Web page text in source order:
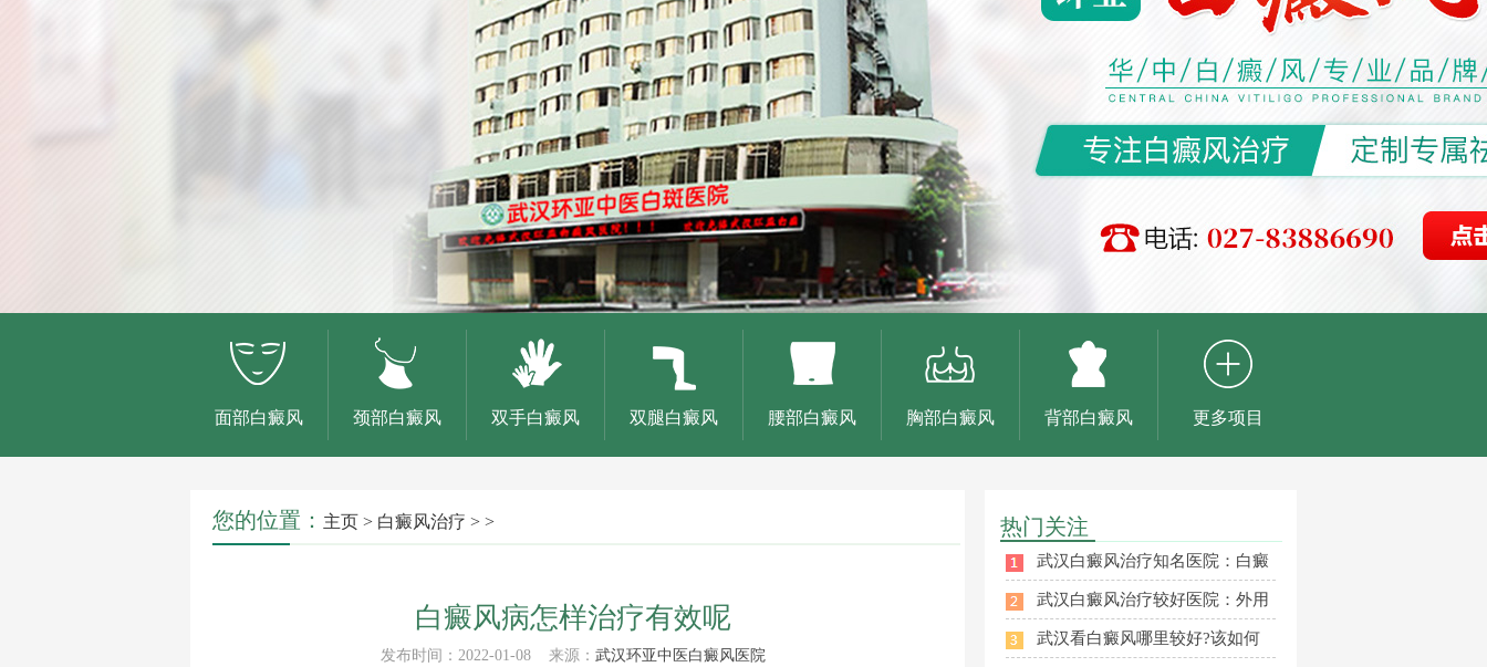
面部白癜风 颈部白癜风 双手白癜风 双腿白癜风 腰部白癜风 胸部白癜风 背部白癜风 更多项目
您的位置： 主页 > 白癜风治疗 > >
白癜风病怎样治疗有效呢
发布时间：2022-01-08 来源： 武汉环亚中医白癜风医院
热门关注
武汉白癜风治疗知名医院：白癜
武汉白癜风治疗较好医院：外用
武汉看白癜风哪里较好?该如何